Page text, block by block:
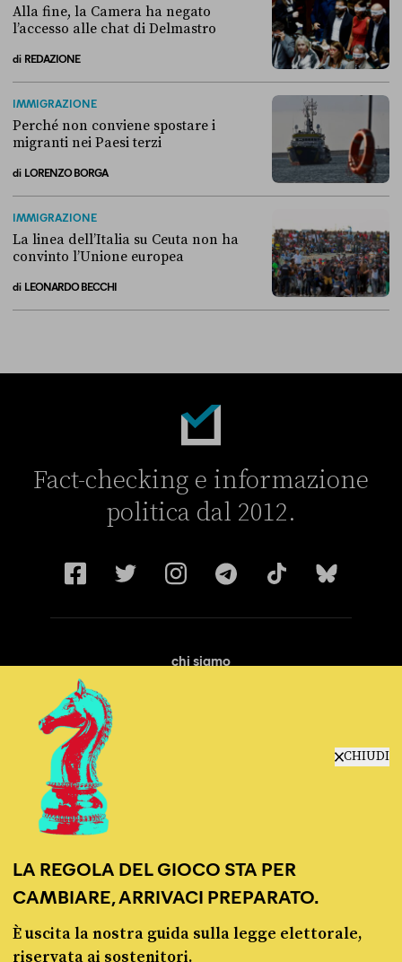
CHIUDI
LA REGOLA DEL GIOCO STA PER
CAMBIARE, ARRIVACI PREPARATO.
È uscita la nostra guida sulla legge elettorale,
riservata ai sostenitori.
Alla fine, la Camera ha negato
l’accesso alle chat di Delmastro
di REDAZIONE
IMMIGRAZIONE
Perché non conviene spostare i
migranti nei Paesi terzi
di LORENZO BORGA
IMMIGRAZIONE
La linea dell’Italia su Ceuta non ha
convinto l’Unione europea
di LEONARDO BECCHI
Fact-checking e informazione
politica dal 2012.
chi siamo
© Pagella Politica 2012 - 2026